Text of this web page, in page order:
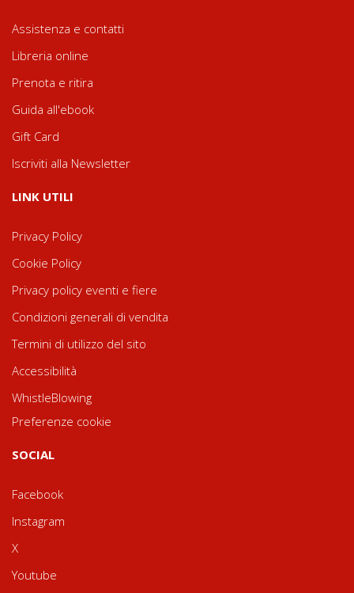
Assistenza e contatti
Libreria online
Prenota e ritira
Guida all'ebook
Gift Card
Iscriviti alla Newsletter
LINK UTILI
Privacy Policy
Cookie Policy
Privacy policy eventi e fiere
Condizioni generali di vendita
Termini di utilizzo del sito
Accessibilità
WhistleBlowing
Preferenze cookie
SOCIAL
Facebook
Instagram
X
Youtube